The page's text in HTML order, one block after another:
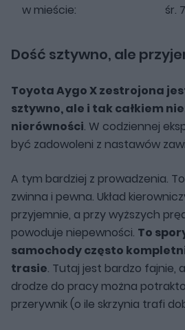
w mieście: śr.
Dość sztywno, ale
Toyota Aygo X zestrojona
sztywno, ale i tak całkiem
nierówności. W codziennej
być zadowoleni z nastawów
A tym bardziej z prowadzenia.
zwinna i pewna. Układ
przyjemnie, a przy wyższych
powoduje niepewności. To
samochody często
trasie. Tutaj jest bardzo fajnie,
drodze do pracy można
przerywnik (o ile skrzynia trafi